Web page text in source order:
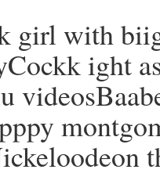
girl with
ight